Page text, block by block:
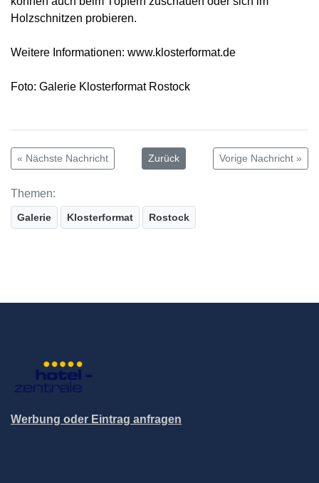
Holzschnitzen probieren.
Weitere Informationen: www.klosterformat.de
Foto: Galerie Klosterformat Rostock
« Nächste Nachricht Zurück Vorige Nachricht »
Themen:
Galerie Klosterformat Rostock
Werbung oder Eintrag anfragen